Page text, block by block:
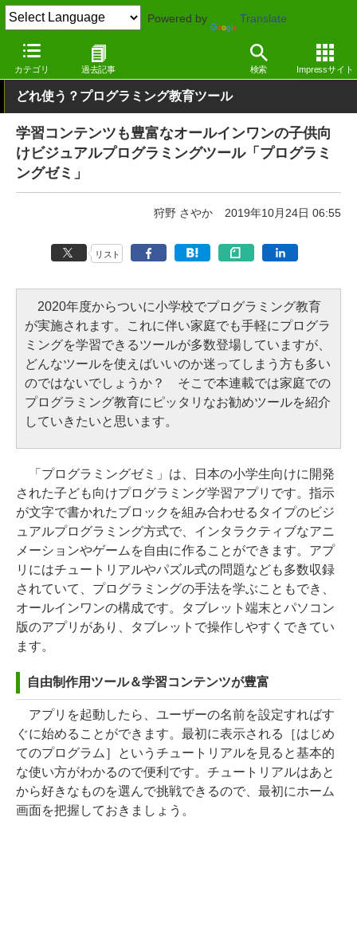
Powered by Translate
カテゴリ 過去記事 検索 Impressサイト
窓の杜 プログラミング Windows
どれ使う？プログラミング教育ツール
学習コンテンツも豊富なオールインワンの子供向
けビジュアルプログラミングツール「プログラミ
ングゼミ」
狩野 さやか 2019年10月24日 06:55
リスト
2020年度からついに小学校でプログラミング教育
が実施されます。これに伴い家庭でも手軽にプログラ
ミングを学習できるツールが多数登場していますが、
どんなツールを使えばいいのか迷ってしまう方も多い
のではないでしょうか？ そこで本連載では家庭での
プログラミング教育にピッタリなお勧めツールを紹介
していきたいと思います。
「プログラミングゼミ」は、日本の小学生向けに開発
された子ども向けプログラミング学習アプリです。指示
が文字で書かれたブロックを組み合わせるタイプのビジ
ュアルプログラミング方式で、インタラクティブなアニ
メーションやゲームを自由に作ることができます。アプ
リにはチュートリアルやパズル式の問題なども多数収録
されていて、プログラミングの手法を学ぶこともでき、
オールインワンの構成です。タブレット端末とパソコン
版のアプリがあり、タブレットで操作しやすくできてい
ます。
自由制作用ツール＆学習コンテンツが豊富
アプリを起動したら、ユーザーの名前を設定すればす
ぐに始めることができます。最初に表示される［はじめ
てのプログラム］というチュートリアルを見ると基本的
な使い方がわかるので便利です。チュートリアルはあと
から好きなものを選んで挑戦できるので、最初にホーム
画面を把握しておきましょう。